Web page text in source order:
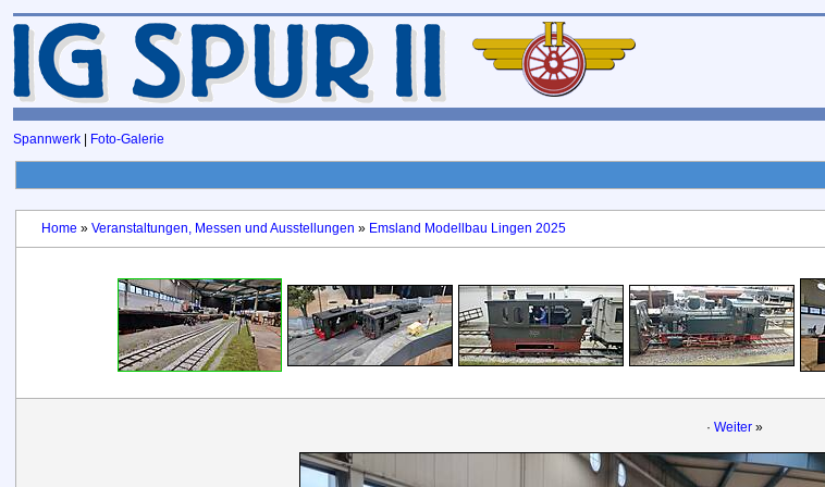
Spannwerk Foto-Galerie
Home » Veranstaltungen, Messen und Ausstellungen » Emsland Modellbau Lingen 2025
· Weiter »